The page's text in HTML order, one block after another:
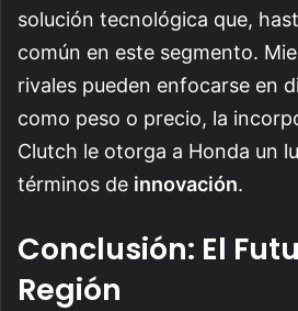
solución tecnológica que,
común en este segmento.
rivales pueden enfocarse en
como peso o precio, la
Clutch le otorga a Honda un
términos de innovación.
Conclusión: El
Región